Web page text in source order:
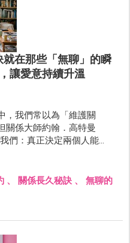
就在那些「無聊」的瞬
讓愛意持續升溫
，我們常以為「維護關
關係大師約翰．高特曼
們：真正決定兩個人能不
中那些「無聊」且微小的
邀約」，它是連結的邀
、 關係長久秘訣、 無聊的